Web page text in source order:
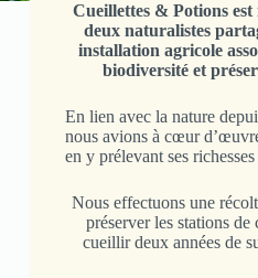
Cueillettes & Potions
deux naturalistes
installation agricole
biodiversité et
En lien avec la nature
nous avions à cœur
en y prélevant ses
Nous effectuons une
préserver les stations
cueillir deux années de